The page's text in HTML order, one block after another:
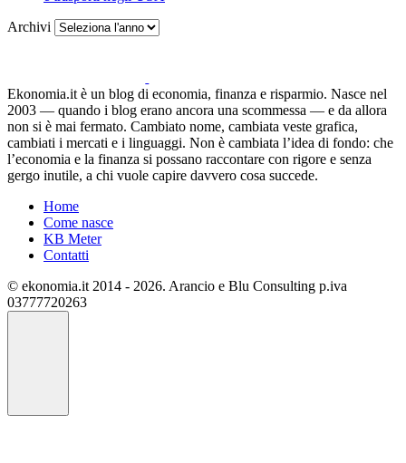
Archivi
Ekonomia.it è un blog di economia, finanza e risparmio. Nasce nel
2003 — quando i blog erano ancora una scommessa — e da allora
non si è mai fermato. Cambiato nome, cambiata veste grafica,
cambiati i mercati e i linguaggi. Non è cambiata l’idea di fondo: che
l’economia e la finanza si possano raccontare con rigore e senza
gergo inutile, a chi vuole capire davvero cosa succede.
Home
Come nasce
KB Meter
Contatti
© ekonomia.it 2014 - 2026. Arancio e Blu Consulting p.iva
03777720263